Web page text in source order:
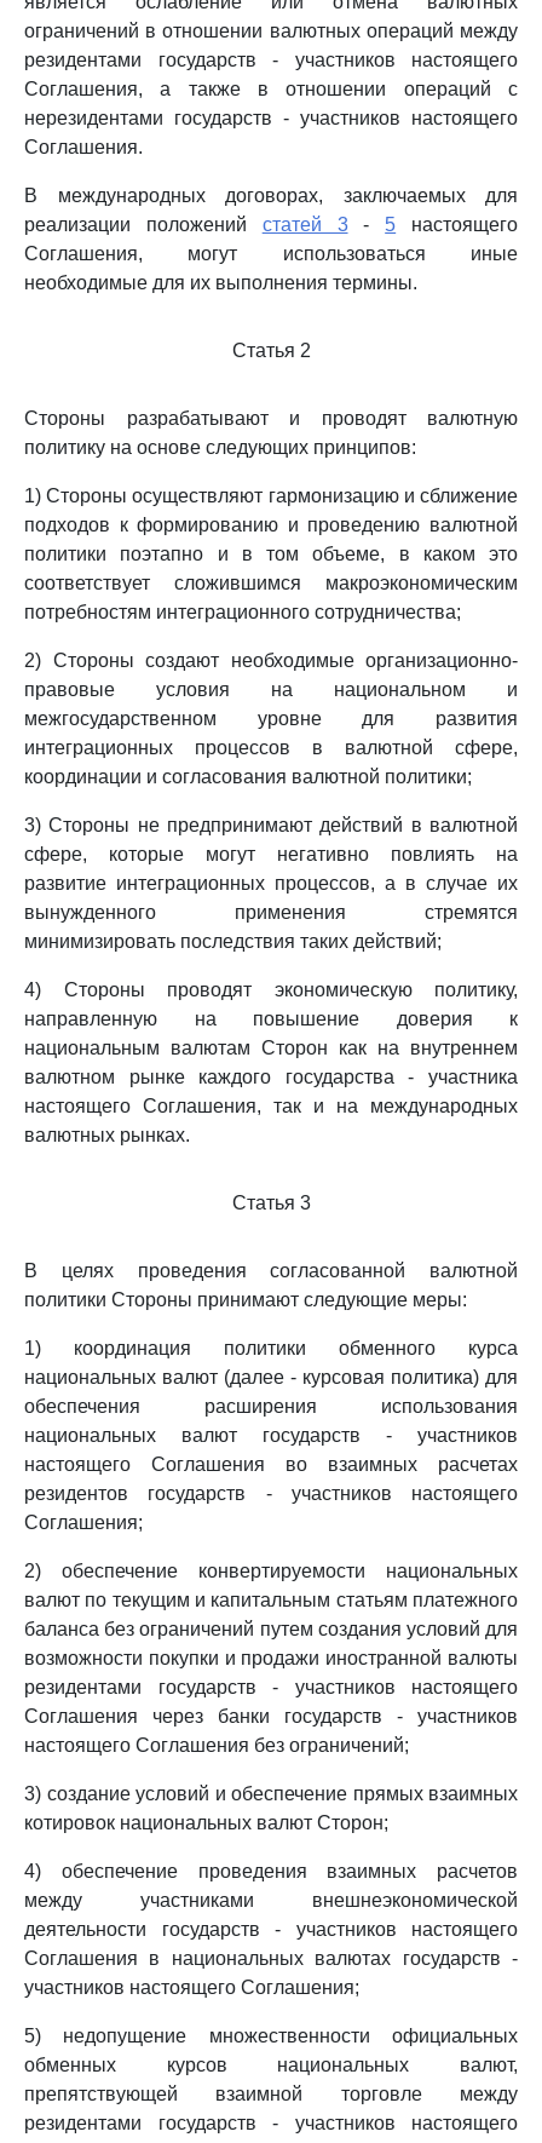
ограничений в отношении валютных операций между
резидентами государств - участников настоящего
Соглашения, а также в отношении операций с
нерезидентами государств - участников настоящего
Соглашения.
В международных договорах, заключаемых для
реализации положений статей 3- 5 настоящего
Соглашения, могут использоваться иные
необходимые для их выполнения термины.
Статья 2
Стороны разрабатывают и проводят валютную
политику на основе следующих принципов:
1) Стороны осуществляют гармонизацию и сближение
подходов к формированию и проведению валютной
политики поэтапно и в том объеме, в каком это
соответствует сложившимся макроэкономическим
потребностям интеграционного сотрудничества;
2) Стороны создают необходимые организационно-
правовые условия на национальном и
межгосударственном уровне для развития
интеграционных процессов в валютной сфере,
координации и согласования валютной политики;
3) Стороны не предпринимают действий в валютной
сфере, которые могут негативно повлиять на
развитие интеграционных процессов, а в случае их
вынужденного применения стремятся
минимизировать последствия таких действий;
4) Стороны проводят экономическую политику,
направленную на повышение доверия к
национальным валютам Сторон как на внутреннем
валютном рынке каждого государства - участника
настоящего Соглашения, так и на международных
валютных рынках.
Статья 3
В целях проведения согласованной валютной
политики Стороны принимают следующие меры:
1) координация политики обменного курса
национальных валют (далее - курсовая политика) для
обеспечения расширения использования
национальных валют государств - участников
настоящего Соглашения во взаимных расчетах
резидентов государств - участников настоящего
Соглашения;
2) обеспечение конвертируемости национальных
валют по текущим и капитальным статьям платежного
баланса без ограничений путем создания условий для
возможности покупки и продажи иностранной валюты
резидентами государств - участников настоящего
Соглашения через банки государств - участников
настоящего Соглашения без ограничений;
3) создание условий и обеспечение прямых взаимных
котировок национальных валют Сторон;
4) обеспечение проведения взаимных расчетов
между участниками внешнеэкономической
деятельности государств - участников настоящего
Соглашения в национальных валютах государств -
участников настоящего Соглашения;
5) недопущение множественности официальных
обменных курсов национальных валют,
препятствующей взаимной торговле между
резидентами государств - участников настоящего